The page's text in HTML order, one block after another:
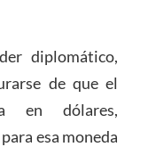
diplomático,
de que el
en dólares,
esa moneda